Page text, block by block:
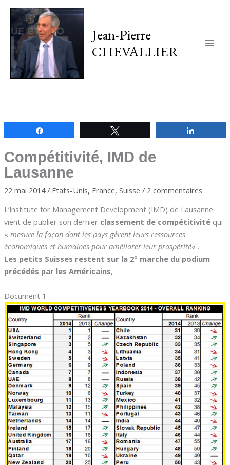
Jean-Pierre
CHEVALLIER
Compétitivité, IMD de
Lausanne
22 mai 2014/ Etats-Unis, France, Suisse / 2 commentaires
L’Institute for Management Development (IMD) de Lausanne
vient de publier son dernier classement de compétitivité qui
« mesure la façon dont les pays gèrent leurs ressources
économiques et humaines pour améliorer leur prospérité« .
Les petits Suisses restent sur la 2° marche du podium
précédés par les Américains,
Document 1 :